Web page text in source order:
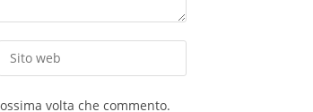
volta che commento.